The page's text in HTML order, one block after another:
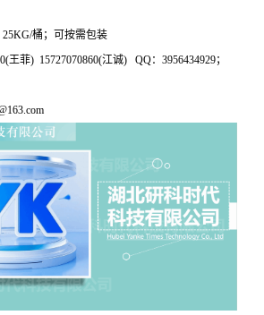
桶；可按需包装
王菲) 15727070860(江诚) QQ：3956434929；